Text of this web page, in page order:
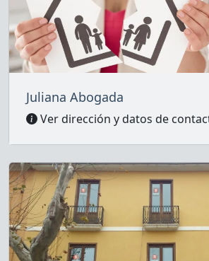
Juliana Abogada
Ver dirección y datos de